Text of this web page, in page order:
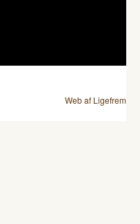
Web af Ligefrem